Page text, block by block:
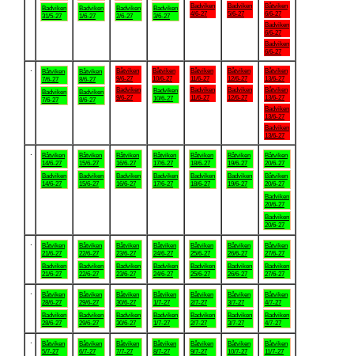
Badviken
31/5-27
Badviken
1/6-27
Badviken
2/6-27
Badviken
3/6-27
Badviken
4/6-27
Badviken
5/6-27
Båtviken
6/6-27
Badviken
6/6-27
Badviken
6/6-27
Båtviken
7/6-27
Badviken
7/6-27
Båtviken
8/6-27
Badviken
8/6-27
Båtviken
9/6-27
Badviken
9/6-27
Båtviken
10/6-27
Badviken
10/6-27
Båtviken
11/6-27
Badviken
11/6-27
Båtviken
12/6-27
Badviken
12/6-27
Båtviken
13/6-27
Båtviken
13/6-27
Badviken
13/6-27
Badviken
13/6-27
Båtviken
14/6-27
Badviken
14/6-27
Båtviken
15/6-27
Badviken
15/6-27
Båtviken
16/6-27
Badviken
16/6-27
Båtviken
17/6-27
Badviken
17/6-27
Båtviken
18/6-27
Badviken
18/6-27
Båtviken
19/6-27
Badviken
19/6-27
Båtviken
20/6-27
Båtviken
20/6-27
Badviken
20/6-27
Badviken
20/6-27
Båtviken
21/6-27
Badviken
21/6-27
Båtviken
22/6-27
Badviken
22/6-27
Båtviken
23/6-27
Badviken
23/6-27
Båtviken
24/6-27
Badviken
24/6-27
Båtviken
25/6-27
Badviken
25/6-27
Båtviken
26/6-27
Badviken
26/6-27
Båtviken
27/6-27
Badviken
27/6-27
Båtviken
28/6-27
Badviken
28/6-27
Båtviken
29/6-27
Badviken
29/6-27
Båtviken
30/6-27
Badviken
30/6-27
Båtviken
1/7-27
Badviken
1/7-27
Båtviken
2/7-27
Badviken
2/7-27
Båtviken
3/7-27
Badviken
3/7-27
Båtviken
4/7-27
Badviken
4/7-27
Båtviken
5/7-27
Båtviken
6/7-27
Båtviken
7/7-27
Båtviken
8/7-27
Båtviken
9/7-27
Båtviken
10/7-27
Båtviken
11/7-27